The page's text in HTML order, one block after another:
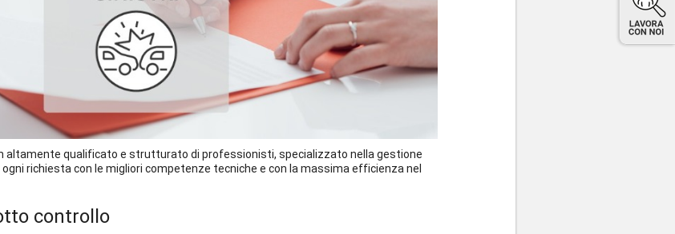
altamente qualificato e strutturato di professionisti, specializzato nella gestione
richiesta con le migliori competenze tecniche e con la massima efficienza nel
controllo